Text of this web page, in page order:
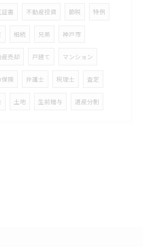
証書 不動産投資 節税 特例
相続 兄弟 神戸市
産売却 戸建て マンション
険 弁護士 税理士 査定
土地 生前贈与 遺産分割